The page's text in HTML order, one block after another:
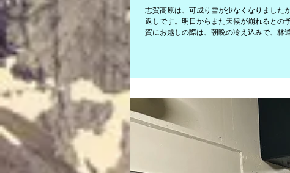
志賀高原は、可成り雪が少なくなりました
返しです。明日からまた天候が崩れると
賀にお越しの際は、朝晩の冷え込みで、林